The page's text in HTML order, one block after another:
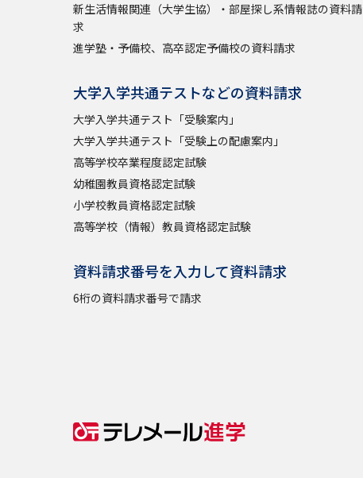
新生活情報関連（大学生協）・部屋探し系情報誌の資料請
求
進学塾・予備校、高卒認定予備校の資料請求
大学入学共通テストなどの資料請求
大学入学共通テスト「受験案内」
大学入学共通テスト「受験上の配慮案内」
高等学校卒業程度認定試験
幼稚園教員資格認定試験
小学校教員資格認定試験
高等学校（情報）教員資格認定試験
資料請求番号を入力して資料請求
6桁の資料請求番号で請求